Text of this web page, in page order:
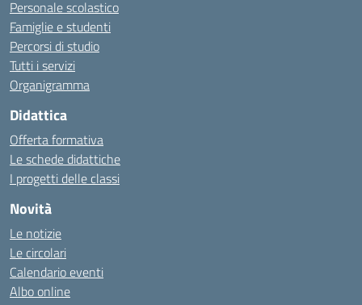
Personale scolastico
Famiglie e studenti
Percorsi di studio
Tutti i servizi
Organigramma
Didattica
Offerta formativa
Le schede didattiche
I progetti delle classi
Novità
Le notizie
Le circolari
Calendario eventi
Albo online